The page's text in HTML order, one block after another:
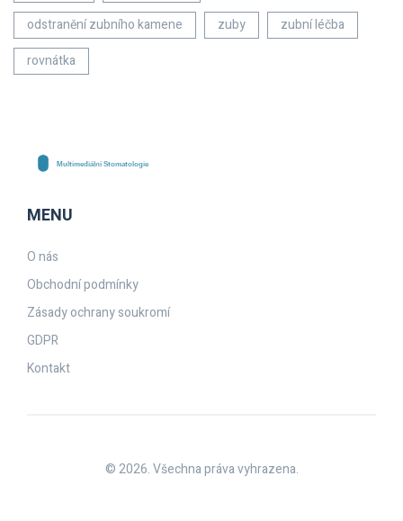
odstranění zubního kamene
zuby
zubní léčba
rovnátka
MENU
O nás
Obchodní podmínky
Zásady ochrany soukromí
GDPR
Kontakt
© 2026. Všechna práva vyhrazena.